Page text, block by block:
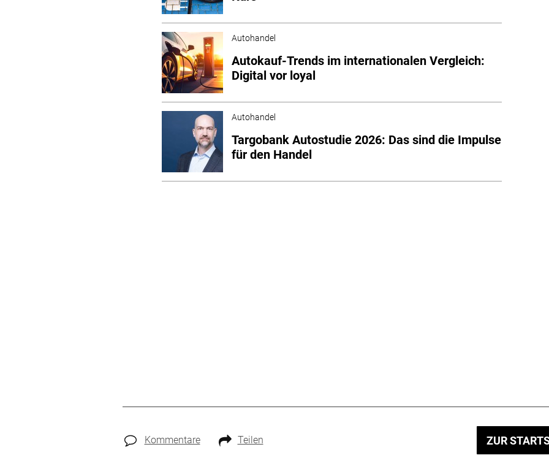
Autohandel
Autokauf-Trends im internationalen Vergleich:
Digital vor loyal
Autohandel
Targobank Autostudie 2026: Das sind die Impulse
für den Handel
Kommentare Teilen ZUR